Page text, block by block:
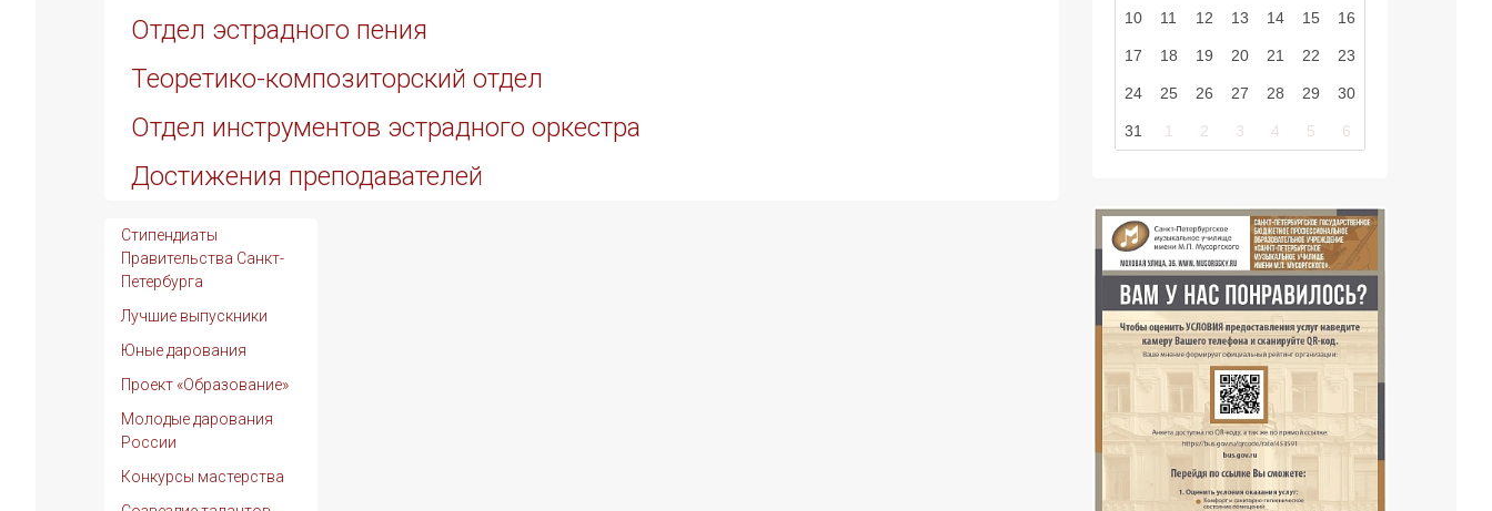
Отдел эстрадного пения
Теоретико-композиторский отдел
Отдел инструментов эстрадного оркестра
Достижения преподавателей
Стипендиаты
Правительства Санкт-
Петербурга
Лучшие выпускники
Юные дарования
Проект «Образование»
Молодые дарования
России
Конкурсы мастерства
10 11 12 13 14 15 16
17 18 19 20 21 22 23
24 25 26 27 28 29 30
31 1 2 3 4 5 6